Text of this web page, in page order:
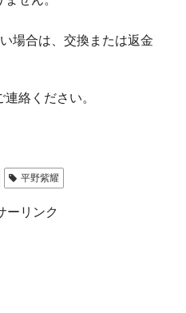
場合は、交換または返金
絡ください。
平野紫耀
ーリンク